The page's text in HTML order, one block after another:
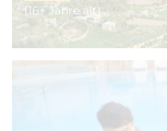
(16+ Jahre alt)